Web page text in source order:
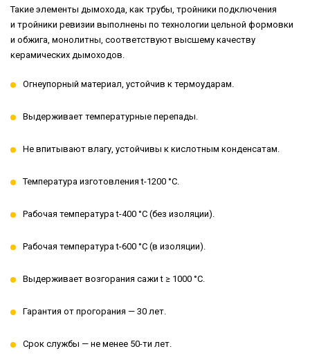
Такие элементы дымохода, как трубы, тройники подключения
и тройники ревизии выполнены по технологии цельной формовки
и обжига, монолитны, соответствуют высшему качеству
керамических дымоходов.
Огнеупорный материал, устойчив к термоударам.
Выдерживает температурные перепады.
Не впитывают влагу, устойчивы к кислотным конденсатам.
Температура изготовления t-1200 °С.
Рабочая температура t-400 °С (без изоляции).
Рабочая температура t-600 °С (в изоляции).
Выдерживает возгорания сажи t ≥ 1000 °С.
Гарантия от прогорания — 30 лет.
Срок службы — не менее 50-ти лет.